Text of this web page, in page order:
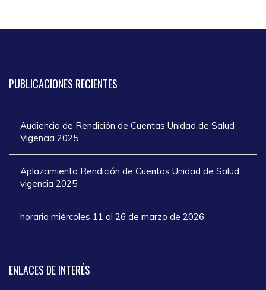
PUBLICACIONES RECIENTES
Audiencia de Rendición de Cuentas Unidad de Salud
Vigencia 2025
Aplazamiento Rendición de Cuentas Unidad de Salud
vigencia 2025
horario miércoles 11 al 26 de marzo de 2026
ENLACES DE INTERÉS